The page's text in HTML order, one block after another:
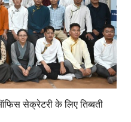
सेक्रेटरी के लिए तिब्बती